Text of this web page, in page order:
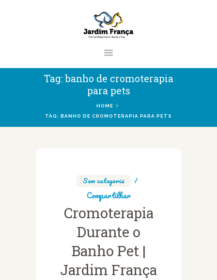
Tag: banho de cromoterapia
para pets
HOME
TAG: BANHO DE CROMOTERAPIA PARA PETS
CLÍNICA VETERINÁRIA JARDIM
FRANÇA | ZONA NORTE DE SÃO
PAULO
São Paulo
HOME
Sem categoria
Compartilhar
Cromoterapia
Durante o
Banho Pet |
Jardim França